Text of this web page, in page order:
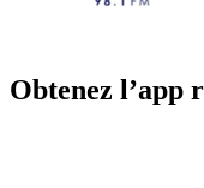
Obtenez